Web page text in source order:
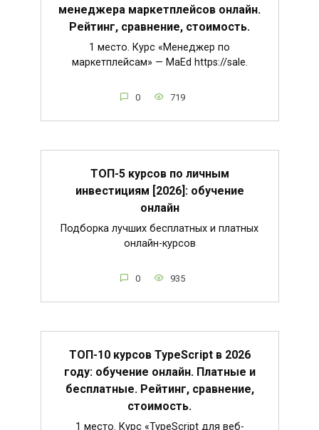
менеджера маркетплейсов онлайн.
Рейтинг, сравнение, стоимость.
1 место. Курс «Менеджер по
маркетплейсам» — MaEd https://sale.
0 719
ТОП-5 курсов по личным
инвестициям [2026]: обучение
онлайн
Подборка лучших бесплатных и платных
онлайн-курсов
0 935
ТОП-10 курсов TypeScript в 2026
году: обучение онлайн. Платные и
бесплатные. Рейтинг, сравнение,
стоимость.
1 место. Курс «TypeScript для веб-